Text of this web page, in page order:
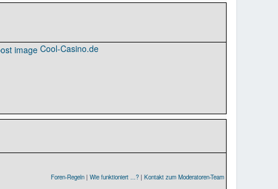
Cool-Casino.de
Foren-Regeln |Wie funktioniert ...? |Kontakt zum Moderatoren-Team